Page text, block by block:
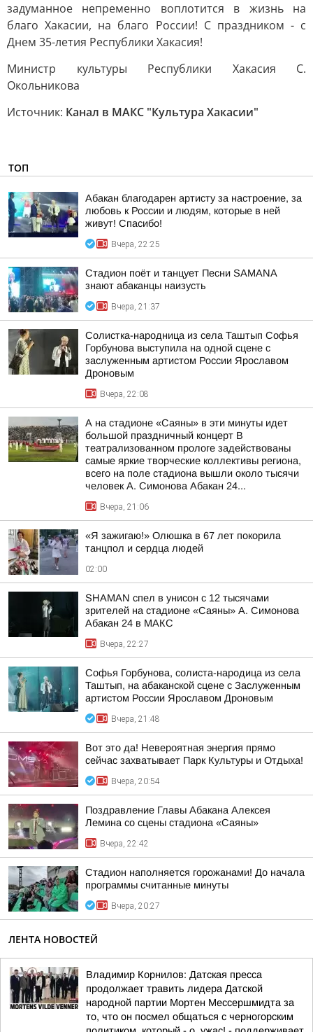
задуманное непременно воплотится в жизнь на
благо Хакасии, на благо России! С праздником - с
Днем 35-летия Республики Хакасия!
Министр культуры Республики Хакасия С.
Окольникова
Источник: Канал в МАКС "Культура Хакасии"
ТОП
Абакан благодарен артисту за настроение, за
любовь к России и людям, которые в ней
живут! Спасибо!
Вчера, 22:25
Стадион поёт и танцует Песни SAMANA
знают абаканцы наизусть
Вчера, 21:37
Солистка-народница из села Таштып Софья
Горбунова выступила на одной сцене с
заслуженным артистом России Ярославом
Дроновым
Вчера, 22:08
А на стадионе «Саяны» в эти минуты идет
большой праздничный концерт В
театрализованном прологе задействованы
самые яркие творческие коллективы региона,
всего на поле стадиона вышли около тысячи
человек А. Симонова Абакан 24...
Вчера, 21:06
«Я зажигаю!» Олюшка в 67 лет покорила
танцпол и сердца людей
02:00
SHAMAN спел в унисон с 12 тысячами
зрителей на стадионе «Саяны» А. Симонова
Абакан 24 в МАКС
Вчера, 22:27
Софья Горбунова, солиста-народица из села
Таштып, на абаканской сцене с Заслуженным
артистом России Ярославом Дроновым
Вчера, 21:48
Вот это да! Невероятная энергия прямо
сейчас захватывает Парк Культуры и Отдыха!
Вчера, 20:54
Поздравление Главы Абакана Алексея
Лемина со сцены стадиона «Саяны»
Вчера, 22:42
Стадион наполняется горожанами! До начала
программы считанные минуты
Вчера, 20:27
ЛЕНТА НОВОСТЕЙ
Владимир Корнилов: Датская пресса
продолжает травить лидера Датской
народной партии Мортен Мессершмидта за
то, что он посмел общаться с черногорским